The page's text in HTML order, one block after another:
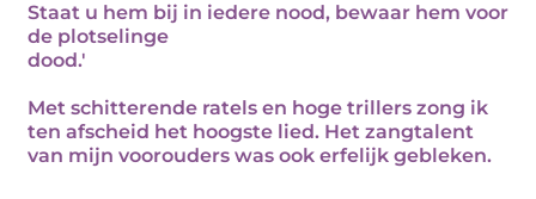
Staat u hem bij in iedere nood, bewaar hem voor
de plotselinge
dood.'
Met schitterende ratels en hoge trillers zong ik
ten afscheid het hoogste lied. Het zangtalent
van mijn voorouders was ook erfelijk gebleken.